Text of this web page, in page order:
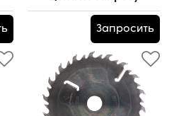
WZ (шпон. паз 13,5*7,5
- 4 шт. под 90 гр.)
350*75*2,5/3,8/(18z+18)+4
Запросить